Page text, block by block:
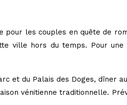
les couples en quête de
ville hors du temps. Pour
et du Palais des Doges, dîner
vénitienne traditionnelle.